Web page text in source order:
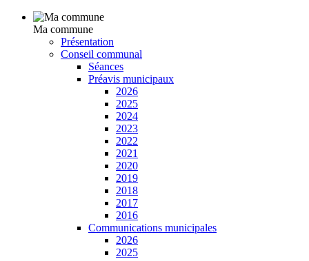
Ma commune
Présentation
Conseil communal
Séances
Préavis municipaux
2026
2025
2024
2023
2022
2021
2020
2019
2018
2017
2016
Communications municipales
2026
2025